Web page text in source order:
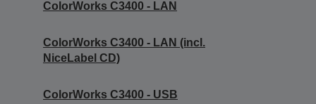
ColorWorks C3400 - LAN
ColorWorks C3400 - LAN (incl.
NiceLabel CD)
ColorWorks C3400 - USB